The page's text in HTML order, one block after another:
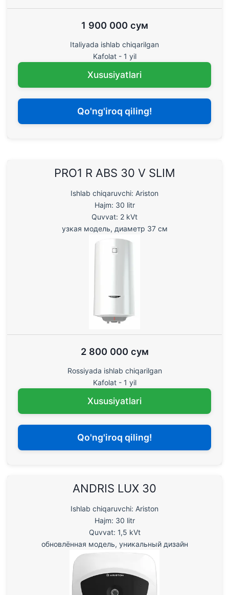
1 900 000 сум
Italiyada ishlab chiqarilgan
Kafolat - 1 yil
Xususiyatlari
Qo'ng'iroq qiling!
PRO1 R ABS 30 V SLIM
Ishlab chiqaruvchi: Ariston
Hajm: 30 litr
Quvvat: 2 kVt
узкая модель, диаметр 37 см
2 800 000 сум
Rossiyada ishlab chiqarilgan
Kafolat - 1 yil
Xususiyatlari
Qo'ng'iroq qiling!
ANDRIS LUX 30
Ishlab chiqaruvchi: Ariston
Hajm: 30 litr
Quvvat: 1,5 kVt
обновлённая модель, уникальный дизайн